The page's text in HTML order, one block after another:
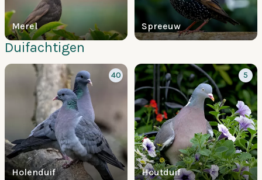
Merel Spreeuw
Duifachtigen
Holenduif
40
Houtduif
5